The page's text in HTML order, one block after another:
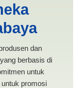
dan
berbasis di
untuk
promosi